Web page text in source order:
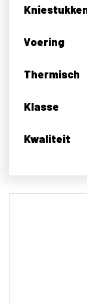
Voering
Thermisch
Klasse
Kwaliteit